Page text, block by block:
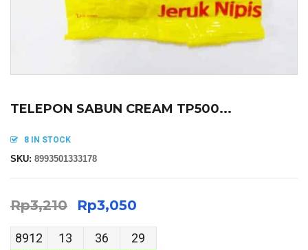
TELEPON SABUN CREAM TP500...
8 IN STOCK
SKU: 8993501333178
Rp3,210 Rp3,050
8912 13 36 29